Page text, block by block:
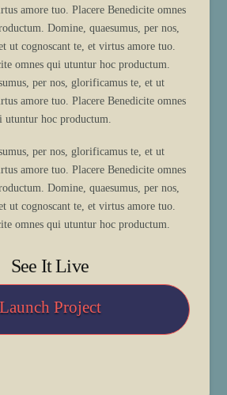
amore tuo. Placere Benedicite omnes
Domine, quaesumus, per nos,
ut cognoscant te, et virtus amore tuo.
omnes qui utuntur hoc productum.
per nos, glorificamus te, et ut
amore tuo. Placere Benedicite omnes
utuntur hoc productum.
per nos, glorificamus te, et ut
amore tuo. Placere Benedicite omnes
Domine, quaesumus, per nos,
ut cognoscant te, et virtus amore tuo.
omnes qui utuntur hoc productum.
See It Live
Launch Project